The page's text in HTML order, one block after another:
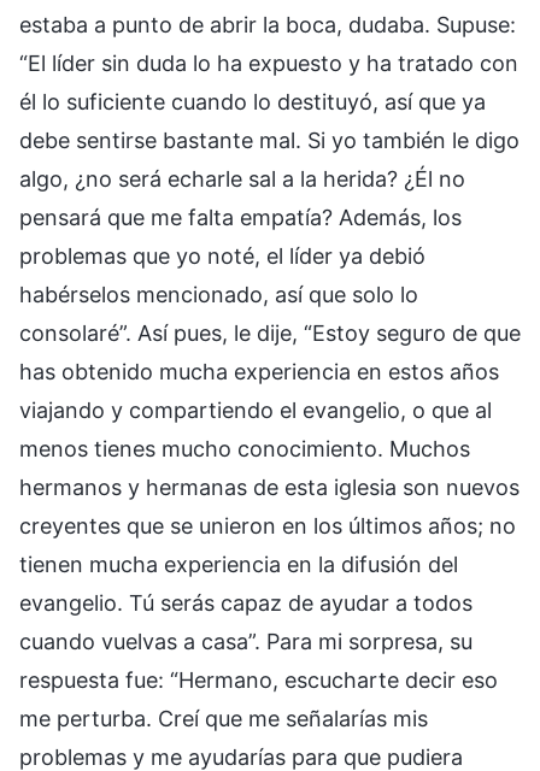
estaba a punto de abrir la boca, dudaba. Supuse:
“El líder sin duda lo ha expuesto y ha tratado con
él lo suficiente cuando lo destituyó, así que ya
debe sentirse bastante mal. Si yo también le digo
algo, ¿no será echarle sal a la herida? ¿Él no
pensará que me falta empatía? Además, los
problemas que yo noté, el líder ya debió
habérselos mencionado, así que solo lo
consolaré”. Así pues, le dije, “Estoy seguro de que
has obtenido mucha experiencia en estos años
viajando y compartiendo el evangelio, o que al
menos tienes mucho conocimiento. Muchos
hermanos y hermanas de esta iglesia son nuevos
creyentes que se unieron en los últimos años; no
tienen mucha experiencia en la difusión del
evangelio. Tú serás capaz de ayudar a todos
cuando vuelvas a casa”. Para mi sorpresa, su
respuesta fue: “Hermano, escucharte decir eso
me perturba. Creí que me señalarías mis
problemas y me ayudarías para que pudiera